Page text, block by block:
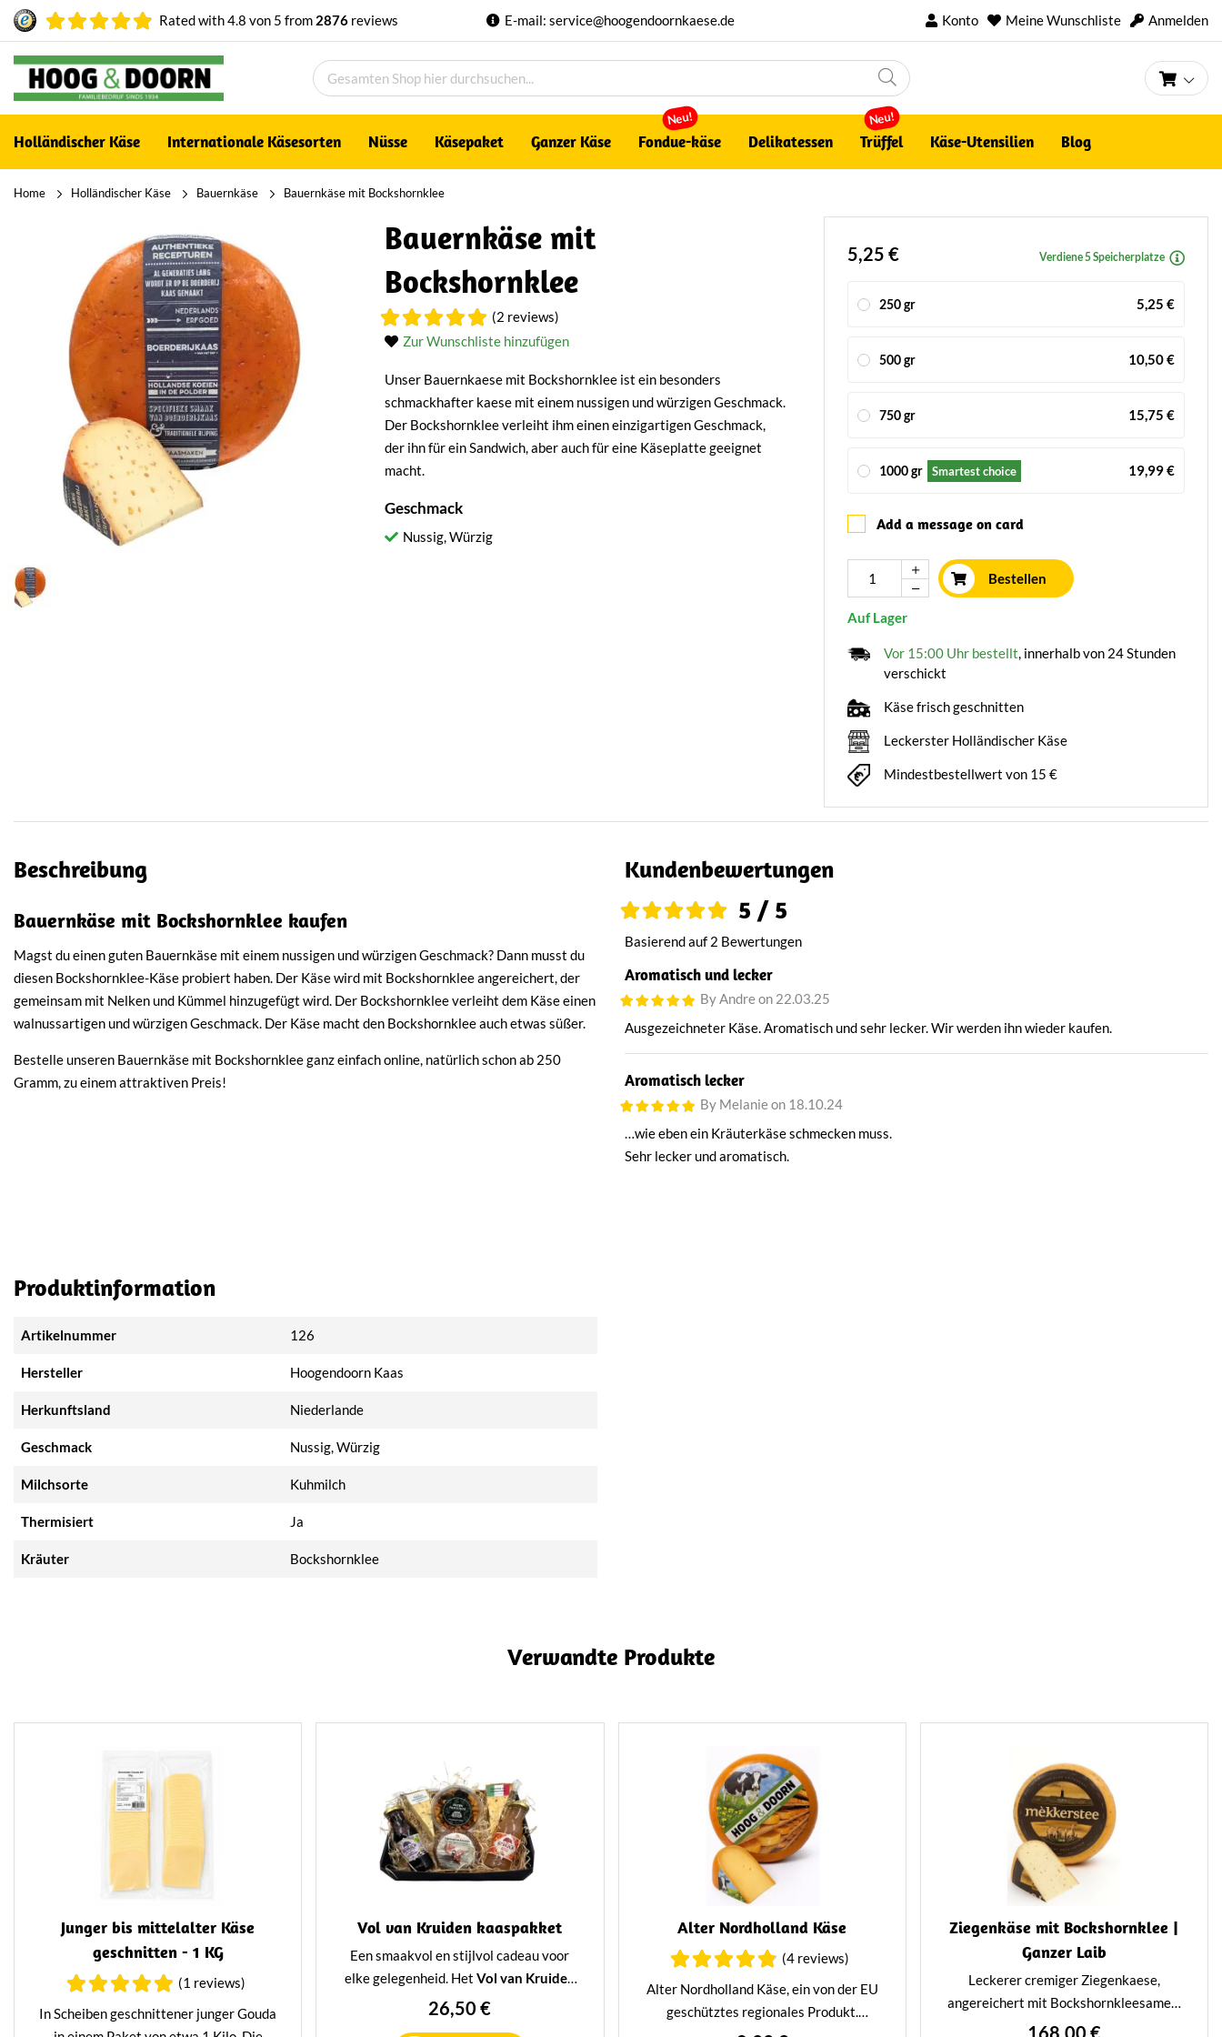
Rated with4.8 von 5 from 2876 reviews E-mail:service@hoogendoornkaese.de Konto Meine Wunschliste Anmelden
Mein
Holländischer Käse Internationale Käsesorten Nüsse Käsepaket Ganzer Käse Fondue-käse
Neu!
Delikatessen Trüffel
Neu!
Käse-Utensilien Blog
Home Holländischer Käse Bauernkäse Bauernkäse mit Bockshornklee
Bauernkäse mit
Bockshornklee
(2 reviews)
Zur Wunschliste hinzufügen
Unser Bauernkaese mit Bockshornklee ist ein besonders
schmackhafter kaese mit einem nussigen und würzigen Geschmack.
Der Bockshornklee verleiht ihm einen einzigartigen Geschmack,
der ihn für ein Sandwich, aber auch für eine Käseplatte geeignet
macht.
Geschmack
Nussig, Würzig
5,25 € Verdiene 5 Speicherplatze
250 gr 5,25 €
500 gr 10,50 €
750 gr 15,75 €
1000 gr Smartest choice 19,99 €
Add a message on card
Bestellen
Auf Lager
Vor 15:00 Uhr bestellt, innerhalb von 24 Stunden
verschickt
Käse frisch geschnitten
Leckerster Holländischer Käse
Mindestbestellwert von 15 €
Beschreibung
Bauernkäse mit Bockshornklee kaufen
Magst du einen guten Bauernkäse mit einem nussigen und würzigen Geschmack? Dann musst du
diesen Bockshornklee-Käse probiert haben. Der Käse wird mit Bockshornklee angereichert, der
gemeinsam mit Nelken und Kümmel hinzugefügt wird. Der Bockshornklee verleiht dem Käse einen
walnussartigen und würzigen Geschmack. Der Käse macht den Bockshornklee auch etwas süßer.
Bestelle unseren Bauernkäse mit Bockshornklee ganz einfach online, natürlich schon ab 250
Gramm, zu einem attraktiven Preis!
Kundenbewertungen
5 / 5
Basierend auf 2 Bewertungen
Aromatisch und lecker
By Andre on 22.03.25
Ausgezeichneter Käse. Aromatisch und sehr lecker. Wir werden ihn wieder kaufen.
Aromatisch lecker
By Melanie on 18.10.24
…wie eben ein Kräuterkäse schmecken muss.
Sehr lecker und aromatisch.
Produktinformation
Artikelnummer 126
Hersteller Hoogendoorn Kaas
Herkunftsland Niederlande
Geschmack Nussig, Würzig
Milchsorte Kuhmilch
Thermisiert Ja
Kräuter Bockshornklee
Verwandte Produkte
Junger bis mittelalter Käse
geschnitten - 1 KG
(1 reviews)
In Scheiben geschnittener junger Gouda
Vol van Kruiden kaaspakket
Een smaakvol en stijlvol cadeau voor
elke gelegenheid. Het Vol van Kruiden
kaaspakket is een luxe kaaspakket met
26,50 €
Alter Nordholland Käse
(4 reviews)
Alter Nordholland Käse, ein von der EU
geschütztes regionales Produkt.
Ziegenkäse mit Bockshornklee |
Ganzer Laib
Leckerer cremiger Ziegenkaese,
angereichert mit Bockshornkleesamen.
Besonders nussig und würzig im